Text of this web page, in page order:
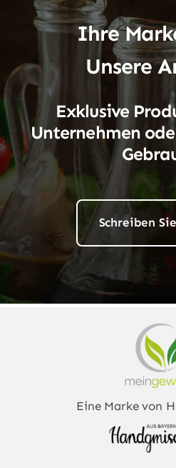
Ihre
Unsere
Exklusive
Unternehmen
Schreiben
Eine Marke von